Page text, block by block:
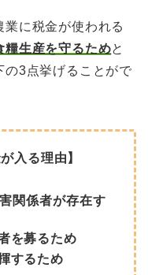
に税金が使われる
糧生産を守るためと
の3点挙げることがで
入る理由】
関係者が存在す
を募るため
するため